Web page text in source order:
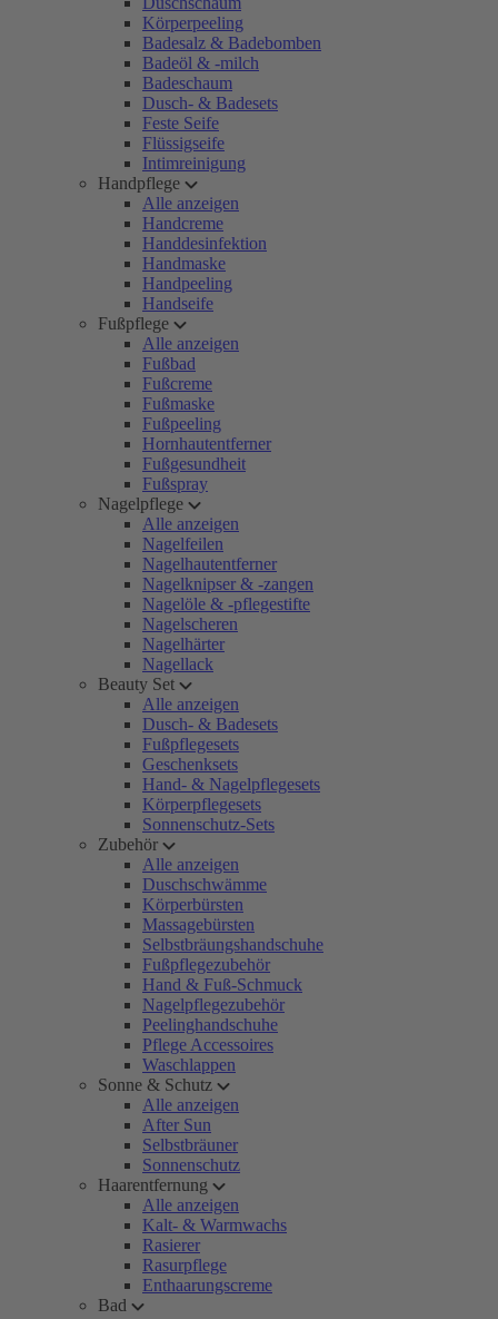
Körperpeeling
Badesalz & Badebomben
Badeöl & -milch
Badeschaum
Dusch- & Badesets
Feste Seife
Flüssigseife
Intimreinigung
Handpflege
Alle anzeigen
Handcreme
Handdesinfektion
Handmaske
Handpeeling
Handseife
Fußpflege
Alle anzeigen
Fußbad
Fußcreme
Fußmaske
Fußpeeling
Hornhautentferner
Fußgesundheit
Fußspray
Nagelpflege
Alle anzeigen
Nagelfeilen
Nagelhautentferner
Nagelknipser & -zangen
Nagelöle & -pflegestifte
Nagelscheren
Nagelhärter
Nagellack
Beauty Set
Alle anzeigen
Dusch- & Badesets
Fußpflegesets
Geschenksets
Hand- & Nagelpflegesets
Körperpflegesets
Sonnenschutz-Sets
Zubehör
Alle anzeigen
Duschschwämme
Körperbürsten
Massagebürsten
Selbstbräungshandschuhe
Fußpflegezubehör
Hand & Fuß-Schmuck
Nagelpflegezubehör
Peelinghandschuhe
Pflege Accessoires
Waschlappen
Sonne & Schutz
Alle anzeigen
After Sun
Selbstbräuner
Sonnenschutz
Haarentfernung
Alle anzeigen
Kalt- & Warmwachs
Rasierer
Rasurpflege
Enthaarungscreme
Bad